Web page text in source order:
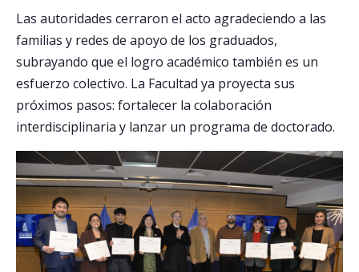
Las autoridades cerraron el acto agradeciendo a las
familias y redes de apoyo de los graduados,
subrayando que el logro académico también es un
esfuerzo colectivo. La Facultad ya proyecta sus
próximos pasos: fortalecer la colaboración
interdisciplinaria y lanzar un programa de doctorado.